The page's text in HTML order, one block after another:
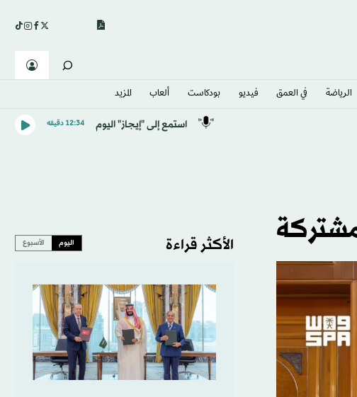
الرياضة في العمق فيديو بودكاست ألعاب المزيد
استمع إلى "إيجاز" اليوم 12:34 دقيقه
الأكثر قراءة اليوم الأسبوع